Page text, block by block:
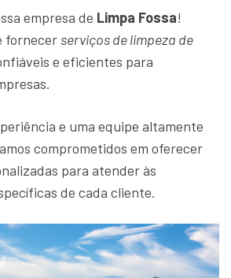
empresa de Limpa Fossa!
fornecer serviços de limpeza de
e eficientes para
e uma equipe altamente
comprometidos em oferecer
para atender às
de cada cliente.